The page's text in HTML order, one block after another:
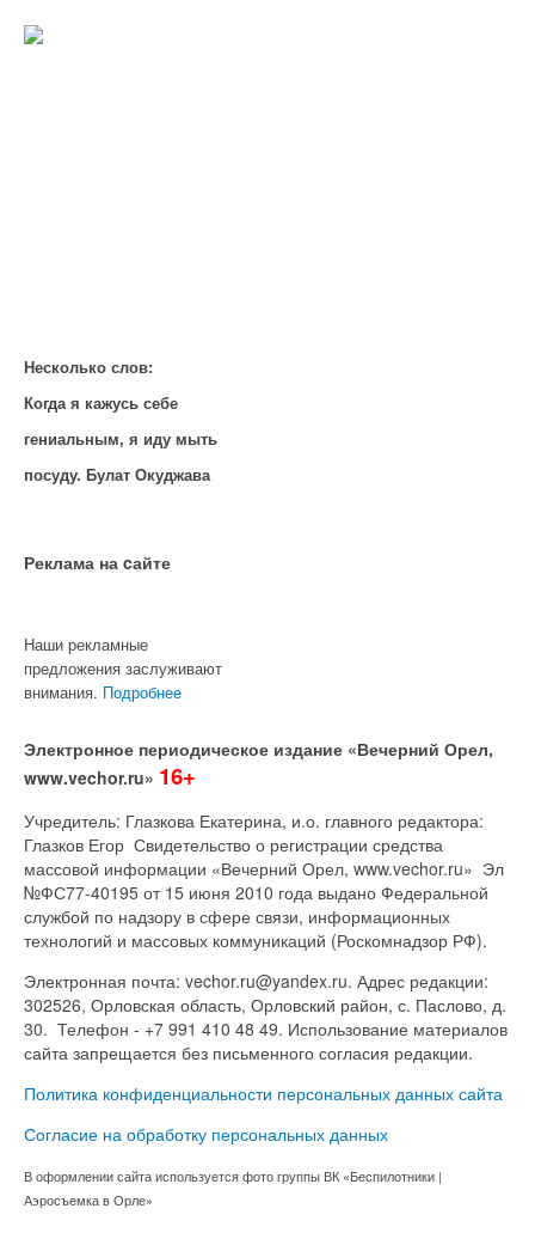
Несколько слов:
Когда я кажусь себе
гениальным, я иду мыть
посуду. Булат Окуджава
Реклама на cайте
Наши рекламные
предложения заслуживают
внимания. Подробнее
Электронное периодическое издание «Вечерний Орел,
www.vechor.ru» 16+
Учредитель: Глазкова Екатерина, и.о. главного редактора:
Глазков Егор Свидетельство о регистрации средства
массовой информации «Вечерний Орел, www.vechor.ru» Эл
№ФС77-40195 от 15 июня 2010 года выдано Федеральной
службой по надзору в сфере связи, информационных
технологий и массовых коммуникаций (Роскомнадзор РФ).
Электронная почта: vechor.ru@yandex.ru. Адрес редакции:
302526, Орловская область, Орловский район, с. Паслово, д.
30. Телефон - +7 991 410 48 49. Использование материалов
сайта запрещается без письменного согласия редакции.
Политика конфиденциальности персональных данных сайта
Согласие на обработку персональных данных
В оформлении сайта используется фото группы ВК «Беспилотники |
Аэросъемка в Орле»